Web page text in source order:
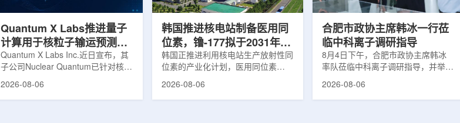
后，韩国水力原子力还将扩大生产范
射治疗系统IDENTIFY。亚洲大学医
力和实际需求。6月9日至11日，专
Quantum X Labs推进量子
计算用于核粒子输运预测模
拟
Quantum X Labs Inc.近日宣布，其
子公司Nuclear Quantum已针对核工
业计算模拟中的一项瓶颈提出新方
2026-08-06
韩国推进核电站制备医用同
位素，镥-177拟于2031年商
业化生产
韩国正推进利用核电站生产放射性同
位素的产业化计划，医用同位素
镥-177(Lu-177)被列为首个商业化目
2026-08-06
合肥市政协主席韩冰一行莅
临中科离子调研指导
8月4日下午，合肥市政协主席韩冰
率队莅临中科离子调研指导，并举行
座谈交流。市人大常委会副主任雍凤
2026-08-06